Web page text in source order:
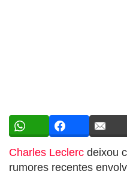
Charles Leclerc deixou
rumores recentes